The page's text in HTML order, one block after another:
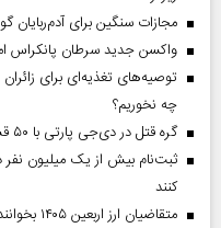
مجازات سنگین برای آدم‌ربایان
واکسن جدید سرطان پانکراس
چه نخوریم؟
گره قتل در دی‌جی پارتی با ۵۰ قسم باز می‌شود
ثبت‌نام بیش از یک میلیون نفر
کنند